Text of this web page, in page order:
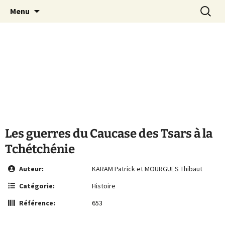
MCA Vienne
Le site de la Maison de la Culture
Arménienne de Vienne
Menu
Les guerres du Caucase des Tsars à la
Tchétchénie
Auteur:
KARAM Patrick et MOURGUES Thibaut
Catégorie:
Histoire
Référence:
653